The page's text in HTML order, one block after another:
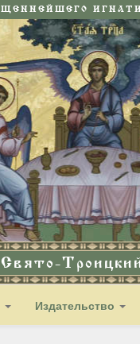
Издательство